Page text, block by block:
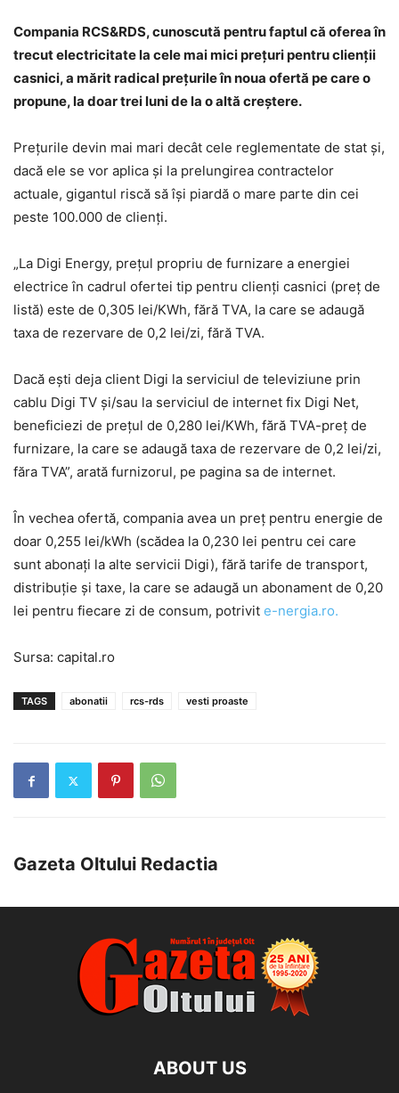
Compania RCS&RDS, cunoscută pentru faptul că oferea în
trecut electricitate la cele mai mici prețuri pentru clienții
casnici, a mărit radical prețurile în noua ofertă pe care o
propune, la doar trei luni de la o altă creștere.
Prețurile devin mai mari decât cele reglementate de stat și,
dacă ele se vor aplica și la prelungirea contractelor
actuale, gigantul riscă să își piardă o mare parte din cei
peste 100.000 de clienți.
„La Digi Energy, prețul propriu de furnizare a energiei
electrice în cadrul ofertei tip pentru clienți casnici (preț de
listă) este de 0,305 lei/KWh, fără TVA, la care se adaugă
taxa de rezervare de 0,2 lei/zi, fără TVA.
Dacă ești deja client Digi la serviciul de televiziune prin
cablu Digi TV și/sau la serviciul de internet fix Digi Net,
beneficiezi de prețul de 0,280 lei/KWh, fără TVA-preț de
furnizare, la care se adaugă taxa de rezervare de 0,2 lei/zi,
făra TVA”, arată furnizorul, pe pagina sa de internet.
În vechea ofertă, compania avea un preț pentru energie de
doar 0,255 lei/kWh (scădea la 0,230 lei pentru cei care
sunt abonați la alte servicii Digi), fără tarife de transport,
distribuție și taxe, la care se adaugă un abonament de 0,20
lei pentru fiecare zi de consum, potrivit e-nergia.ro.
Sursa: capital.ro
TAGS abonatii rcs-rds vesti proaste
Gazeta Oltului Redactia
ABOUT US